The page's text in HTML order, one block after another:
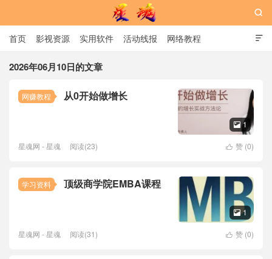
星魂网

首页 影视资源 实用软件 活动线报 网络教程
用户中心 书籍 娱乐

2026年06月10日的文章
网赚教程 从0开始做增长
 1
 赞 (0)
星魂网 - 星魂 阅读(23)
学习资料 顶级商学院EMBA课程
 1
 赞 (0)
星魂网 - 星魂 阅读(31)